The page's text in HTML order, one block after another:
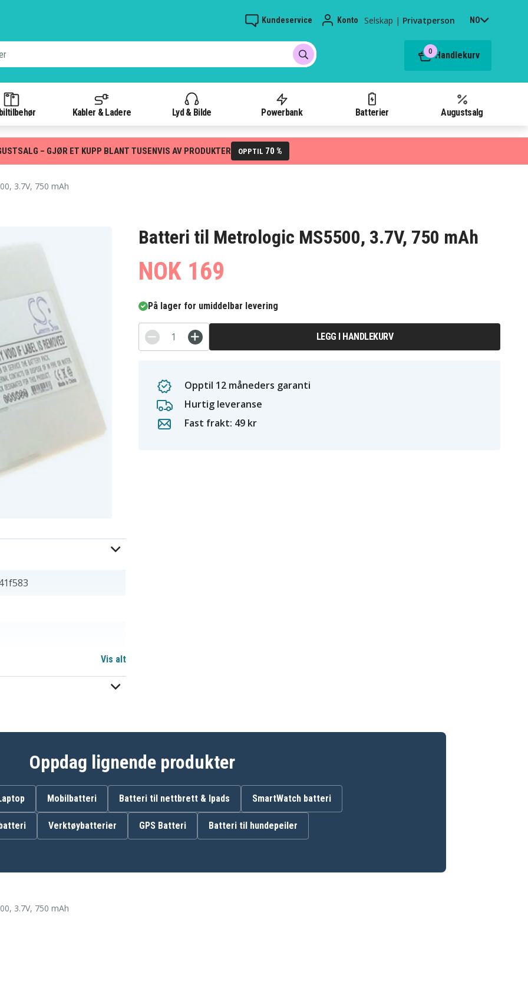
Kundeservice Konto Selskap | Privatperson NO
0 Handlekurv
Kabler & Ladere Lyd & Bilde Powerbank Batterier Augustsalg
– GJØR ET KUPP BLANT TUSENVIS AV PRODUKTER OPPTIL 70 %
3.7V, 750 mAh
Batteri til Metrologic MS5500, 3.7V, 750 mAh
NOK 169
På lager for umiddelbar levering
LEGG I HANDLEKURV
Opptil 12 måneders garanti
Hurtig leveranse
Fast frakt: 49 kr
46-00311
Metrologic MK5502-
Vis alt
Oppdag lignende produkter
Mobilbatteri Batteri til nettbrett & Ipads SmartWatch batteri
Verktøybatterier GPS Batteri Batteri til hundepeiler
3.7V, 750 mAh